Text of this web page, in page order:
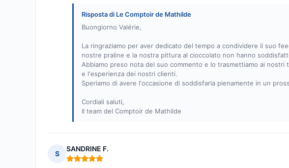
Risposta di Le Comptoir de Mathilde
Buongiorno Valérie,
La ringraziamo per aver dedicato del tempo a condividere il suo
nostre praline e la nostra pittura al cioccolato non hanno
Abbiamo preso nota del suo commento e lo trasmettiamo ai
e l'esperienza dei nostri clienti.
Speriamo di avere l'occasione di soddisfarla pienamente in un
Cordiali saluti,
Il team del Comptoir de Mathilde
S
SANDRINE F.
Nota: 5 su 5